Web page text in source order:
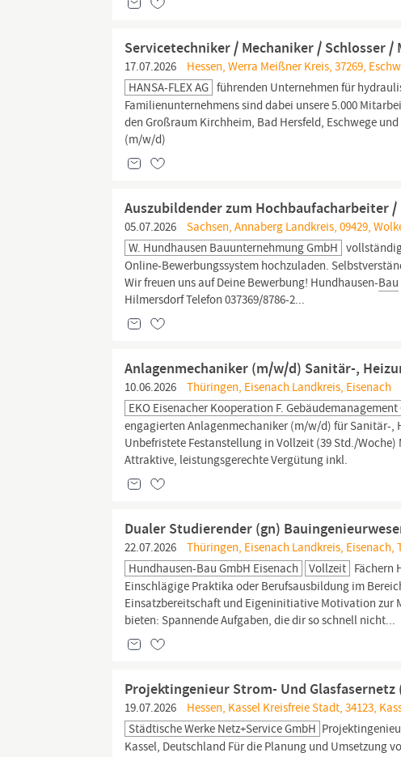
Servicetechniker / Mechaniker / Schlosser
17.07.2026
Hessen, Werra Meißner Kreis, 37269,
HANSA-FLEX AG führenden Unternehmen für
Familienunternehmens sind dabei unsere 5.000
den Großraum Kirchheim, Bad Hersfeld, Eschwege und
(m/w/d)
Auszubildender zum Hochbaufacharbeiter
05.07.2026
Sachsen, Annaberg Landkreis, 09429,
W. Hundhausen Bauunternehmung GmbH
Online-Bewerbungssystem hochzuladen.
Wir freuen uns auf Deine Bewerbung! Hundhausen-Bau
Hilmersdorf Telefon 037369/8786-2...
Anlagenmechaniker (m/w/d) Sanitär-,
10.06.2026
Thüringen, Eisenach Landkreis, Eisenach
EKO Eisenacher Kooperation F. Gebäudemanagement
engagierten Anlagenmechaniker (m/w/d) für Sanitär-,
Unbefristete Festanstellung in Vollzeit (39 Std./
Attraktive, leistungsgerechte Vergütung inkl.
Dualer Studierender (gn)
22.07.2026
Thüringen, Eisenach Landkreis,
Hundhausen-Bau GmbH Eisenach
Vollzeit Fächern
Einschlägige Praktika oder Berufsausbildung im
Einsatzbereitschaft und Eigeninitiative Motivation zur
bieten: Spannende Aufgaben, die dir so schnell nicht...
Projektingenieur Strom- Und Glasfasernetz
19.07.2026
Hessen, Kassel Kreisfreie Stadt, 34123,
Städtische Werke Netz+Service GmbH
Kassel, Deutschland Für die Planung und Umsetzung